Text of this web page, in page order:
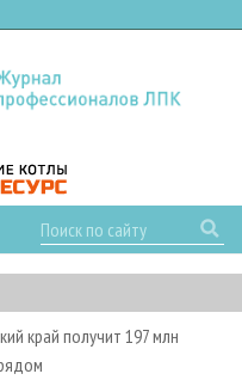
край получит 197 млн